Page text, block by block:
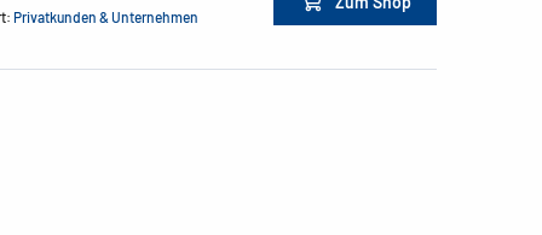
Privatkunden & Unternehmen